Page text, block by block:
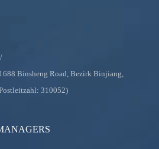
Binsheng Road, Bezirk Binjiang,
310052)